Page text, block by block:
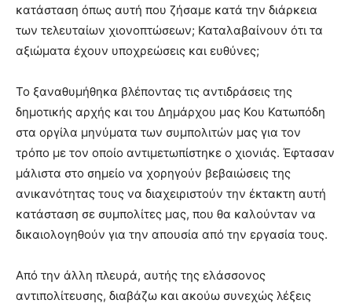
hd
porn
κατάσταση όπως αυτή που ζήσαμε κατά την διάρκεια
των τελευταίων χιονοπτώσεων; Καταλαβαίνουν ότι τα
αξιώματα έχουν υποχρεώσεις και ευθύνες;
To ξαναθυμήθηκα βλέποντας τις αντιδράσεις της
δημοτικής αρχής και του Δημάρχου μας Κου Κατωπόδη
στα οργίλα μηνύματα των συμπολιτών μας για τον
τρόπο με τον οποίο αντιμετωπίστηκε ο χιονιάς. Έφτασαν
μάλιστα στο σημείο να χορηγούν βεβαιώσεις της
ανικανότητας τους να διαχειριστούν την έκτακτη αυτή
κατάσταση σε συμπολίτες μας, που θα καλούνταν να
δικαιολογηθούν για την απουσία από την εργασία τους.
Από την άλλη πλευρά, αυτής της ελάσσονος
αντιπολίτευσης, διαβάζω και ακούω συνεχώς λέξεις